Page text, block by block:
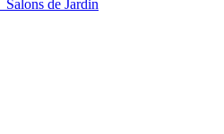
Salons de Jardin